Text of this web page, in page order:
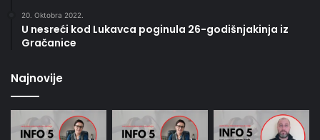
20. Oktobra 2022.
U nesreći kod Lukavca poginula 26-godišnjakinja iz
Gračanice
Najnovije